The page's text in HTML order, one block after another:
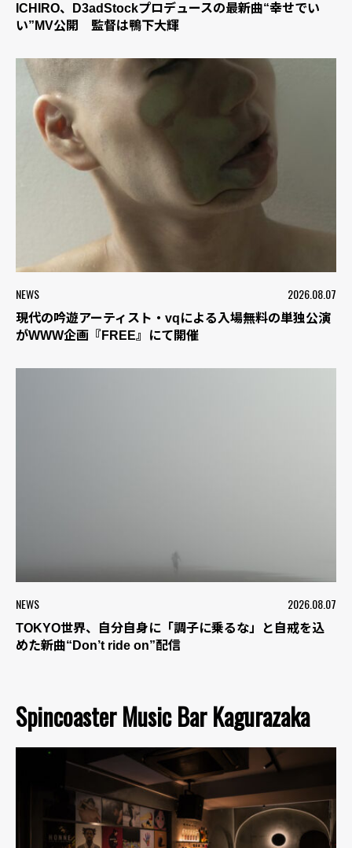
ICHIRO、D3adStockプロデュースの最新曲“幸せでい
い”MV公開 監督は鴨下大輝
NEWS 2026.08.07
現代の吟遊アーティスト・vqによる入場無料の単独公演
がWWW企画『FREE』にて開催
NEWS 2026.08.07
TOKYO世界、自分自身に「調子に乗るな」と自戒を込
めた新曲“Don’t ride on”配信
Spincoaster Music Bar Kagurazaka